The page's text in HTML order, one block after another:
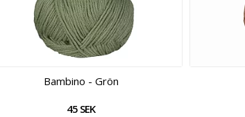
Bambino - Grön
45 SEK